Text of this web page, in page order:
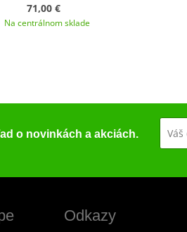
71,00 €
Na centrálnom sklade
o novinkách a akciách.
Odkazy